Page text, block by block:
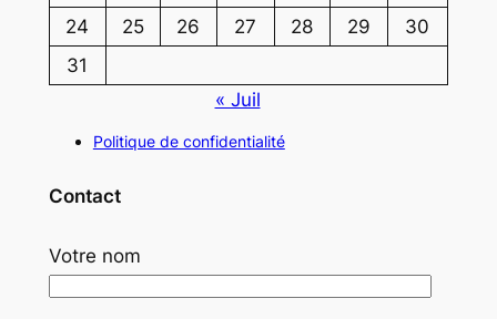
24
25 26 27 28 29
30
31
« Juil
Politique de confidentialité
Contact
Votre nom